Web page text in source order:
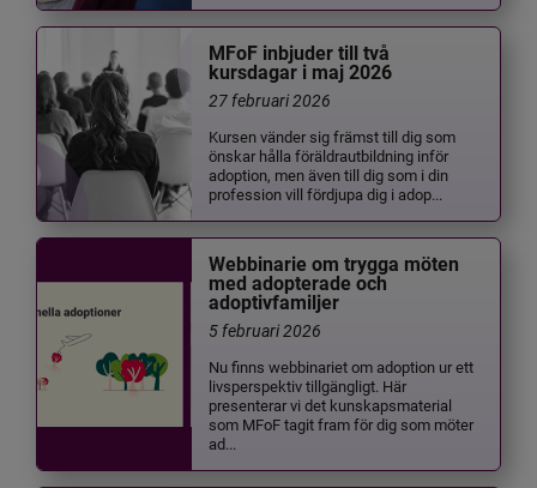
MFoF inbjuder till två
kursdagar i maj 2026
27 februari 2026
Kursen vänder sig främst till dig som
önskar hålla föräldrautbildning inför
adoption, men även till dig som i din
profession vill fördjupa dig i adop...
Webbinarie om trygga möten
med adopterade och
adoptivfamiljer
5 februari 2026
Nu finns webbinariet om adoption ur ett
livsperspektiv tillgängligt. Här
presenterar vi det kunskapsmaterial
som MFoF tagit fram för dig som möter
ad...